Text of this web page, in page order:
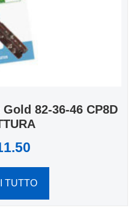
82-36-46 CP8D
TUTTO